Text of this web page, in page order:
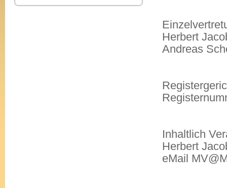
Herbert
Andreas
Inhaltlich
Herbert
eMail